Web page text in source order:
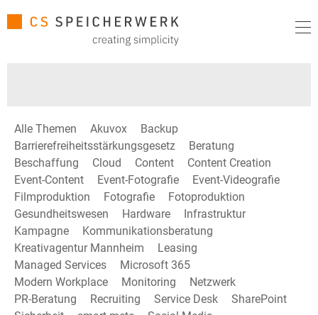
Alle Themen Akuvox
Backup
Barrierefreiheitsstärkungsgesetz
Beratung
Beschaffung
Cloud Content
Content Creation
Event-Content
Event-Fotografie
Event-Videografie
Filmproduktion
Fotografie
Fotoproduktion
Gesundheitswesen
Hardware
Infrastruktur
Kampagne
Kommunikationsberatung
Kreativagentur Mannheim
Leasing
Managed Services
Microsoft 365
Modern Workplace
Monitoring
Netzwerk
PR-Beratung
Recruiting Service Desk
SharePoint